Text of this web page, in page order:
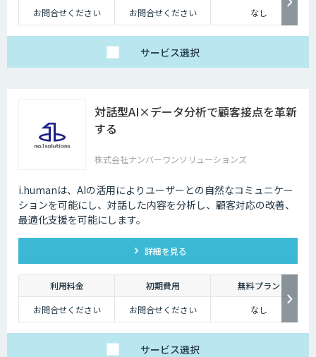
お問合せください
お問合せください なし
サービス選択
対話型AI×データ分析で顧客接点を革新
する
株式会社ナンバーワンソリューションズ
i.humanは、AIの活用によりユーザーとの自然なコミュニケー
ションを可能にし、対話した内容を分析し、顧客対応の改善、
最適化支援を可能にします。
詳細を見る
利用料金 初期費用
無料プラン
お問合せください
お問合せください なし
サービス選択